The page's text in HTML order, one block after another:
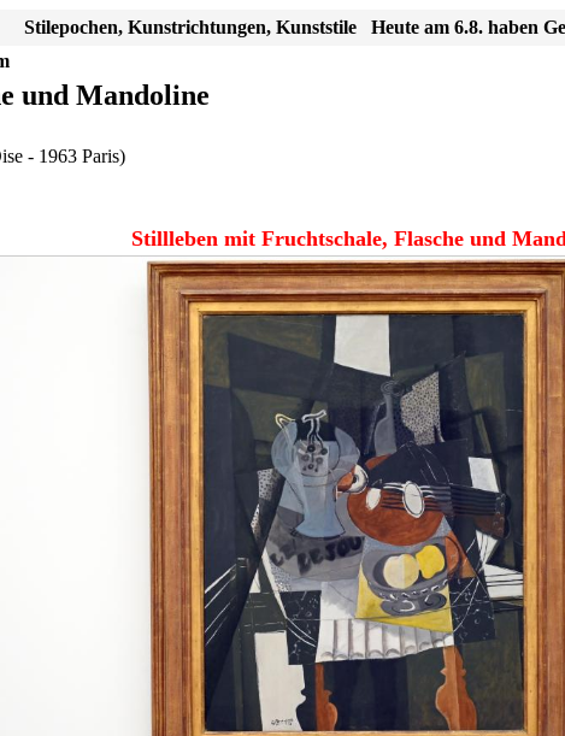
Heute am 6.8. haben
Stilepochen, Kunstrichtungen, Kunststile
und Mandoline
- 1963 Paris)
Stillleben mit Fruchtschale, Flasche und